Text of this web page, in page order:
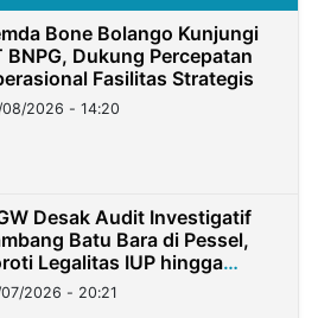
Bone Bolango Kunjungi
BNPG, Dukung Percepatan
Fasilitas Strategis
2026 - 14:20
Desak Audit Investigatif
Batu Bara di Pessel,
Legalitas IUP hingga
2026 - 20:21